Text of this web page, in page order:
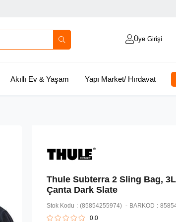
Üye Girişi
Akıllı Ev & Yaşam Yapı Market/ Hırdavat
Thule Subterra 2 Sling Bag,
Çanta Dark Slate
Stok Kodu (85854255974) BARKOD :
0.0